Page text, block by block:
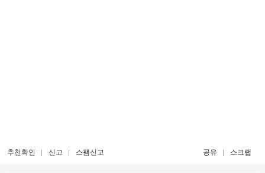
추천확인 신고 스팸신고 공유 스크랩